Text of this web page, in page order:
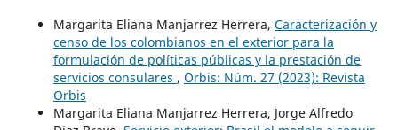
Margarita Eliana Manjarrez Herrera, Caracterización y
censo de los colombianos en el exterior para la
formulación de políticas públicas y la prestación de
servicios consulares , Orbis: Núm. 27 (2023): Revista
Orbis
Margarita Eliana Manjarrez Herrera, Jorge Alfredo